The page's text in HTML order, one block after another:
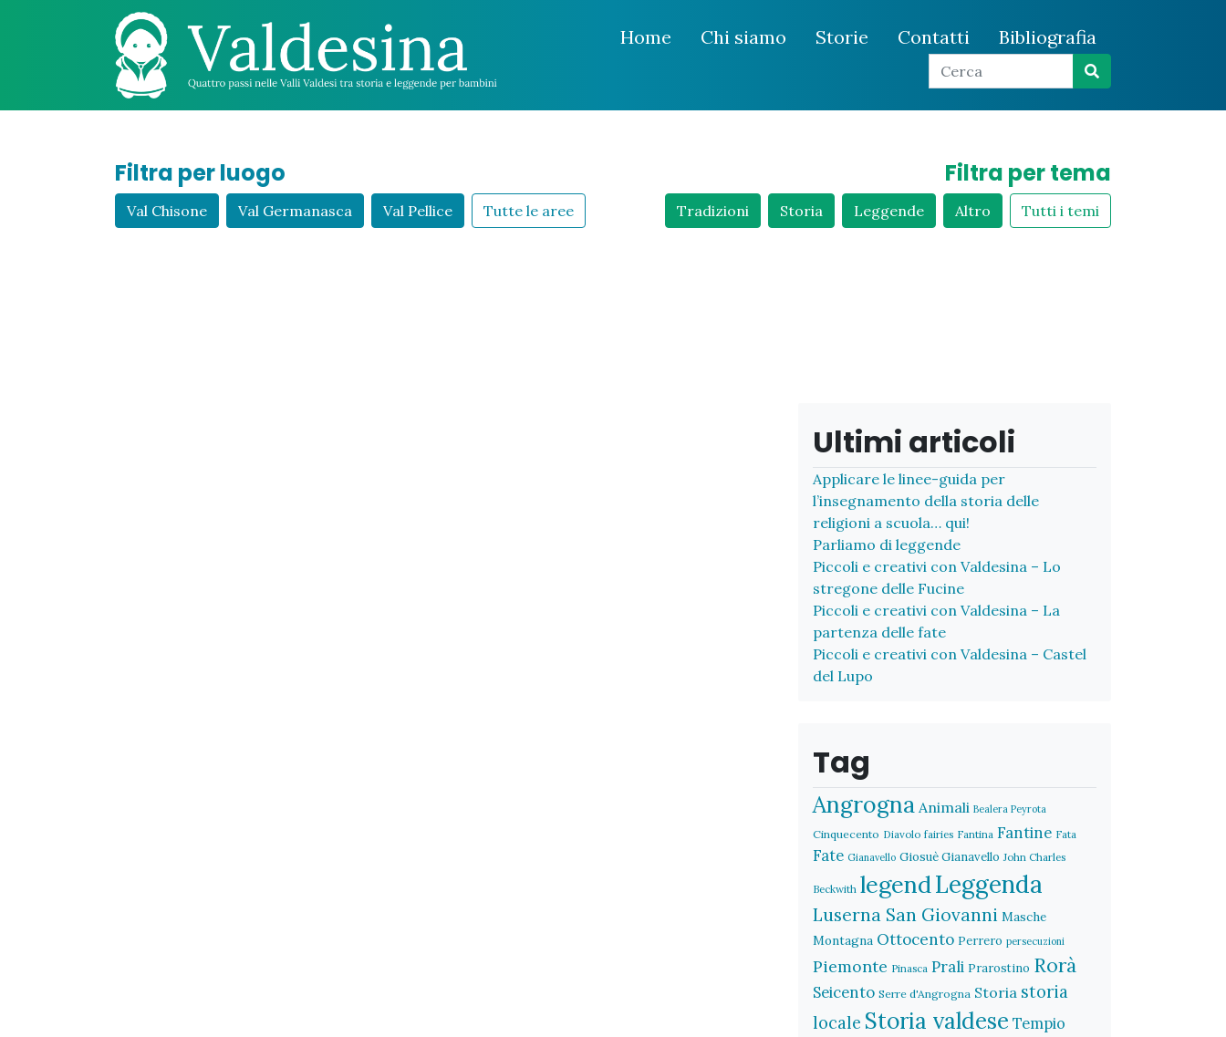
Home Chi siamo Storie Contatti Bibliografia
Filtra per luogo
Val Chisone Val Germanasca Val Pellice Tutte le aree
Filtra per tema
Tradizioni Storia Leggende Altro Tutti i temi
Ultimi articoli
Applicare le linee-guida per
l’insegnamento della storia delle
religioni a scuola… qui!
Parliamo di leggende
Piccoli e creativi con Valdesina – Lo
stregone delle Fucine
Piccoli e creativi con Valdesina – La
partenza delle fate
Piccoli e creativi con Valdesina – Castel
del Lupo
Tag
Angrogna Animali Bealera Peyrota
Cinquecento Diavolo fairies Fantina Fantine Fata
Fate Gianavello Giosuè Gianavello John Charles
Beckwith legendLeggenda
Luserna San Giovanni Masche
Montagna Ottocento Perrero persecuzioni
Piemonte Pinasca Prali Prarostino Rorà
Seicento Serre d'Angrogna Storia storia
locale Storia valdese Tempio